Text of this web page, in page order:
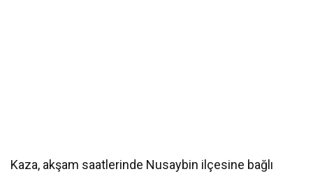
Kaza, akşam saatlerinde Nusaybin ilçesine bağlı